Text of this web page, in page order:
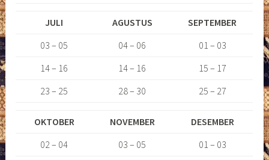
JULI AGUSTUS
SEPTEMBER
03 – 05
04 – 06
01 – 03
14 – 16
14 – 16
15 – 17
23 – 25
28 – 30 25 – 27
OKTOBER NOVEMBER
DESEMBER
02 – 04
03 – 05
01 – 03